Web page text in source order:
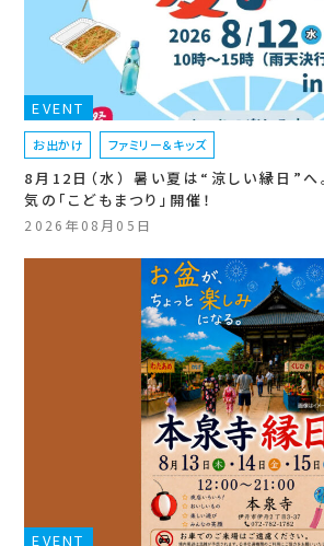
EVENT
お出かけ ファミリー＆キッズ
8月12日（水） 暑い夏は“涼しい縁日”
気の「こどもまつり」開催！
2026年08月05日
EVENT